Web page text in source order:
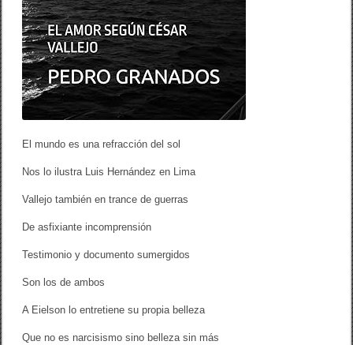
El mundo es una refracción del sol
Nos lo ilustra Luis Hernández en Lima
Vallejo también en trance de guerras
De asfixiante incomprensión
Testimonio y documento sumergidos
Son los de ambos
A Eielson lo entretiene su propia belleza
Que no es narcisismo sino belleza sin más